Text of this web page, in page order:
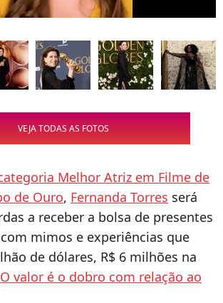
VEJA TODAS AS FOTOS
Melhor Atriz em Filme de
de Ouro, Fernanda Torres será
a receber a bolsa de presentes
mimos e experiências que
de dólares, R$ 6 milhões na
O valor é o dobro com relação ao